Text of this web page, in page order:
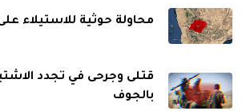
محاولة حوثية للاستيلاء
قتلى وجرحى في تجدد
بالجوف